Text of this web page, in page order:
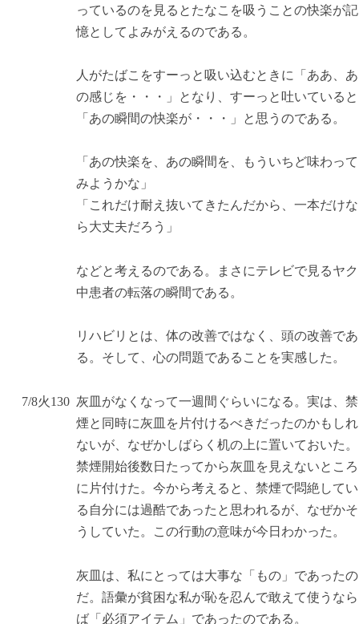
っているのを見るとたなこを吸うことの快楽が記
憶としてよみがえるのである。
人がたばこをすーっと吸い込むときに「ああ、あ
の感じを・・・」となり、すーっと吐いていると
「あの瞬間の快楽が・・・」と思うのである。
「あの快楽を、あの瞬間を、もういちど味わって
みようかな」
「これだけ耐え抜いてきたんだから、一本だけな
ら大丈夫だろう」
などと考えるのである。まさにテレビで見るヤク
中患者の転落の瞬間である。
リハビリとは、体の改善ではなく、頭の改善であ
る。そして、心の問題であることを実感した。
7/8火130 灰皿がなくなって一週間ぐらいになる。実は、禁
煙と同時に灰皿を片付けるべきだったのかもしれ
ないが、なぜかしばらく机の上に置いておいた。
禁煙開始後数日たってから灰皿を見えないところ
に片付けた。今から考えると、禁煙で悶絶してい
る自分には過酷であったと思われるが、なぜかそ
うしていた。この行動の意味が今日わかった。
灰皿は、私にとっては大事な「もの」であったの
だ。語彙が貧困な私が恥を忍んで敢えて使うなら
ば「必須アイテム」であったのである。